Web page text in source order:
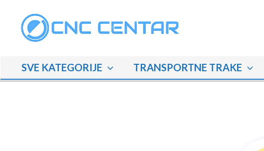
content
SVE KATEGORIJE TRANSPORTNE TRAKE